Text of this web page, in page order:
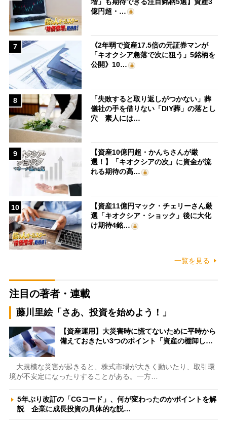
億円超・…
7
《2年弱で資産17.5倍の元証券マンが
「キオクシア急落で次に狙う」5銘柄を
公開》10…
8
「失敗すると取り返しがつかない」葬
儀社の手を借りない「DIY葬」の落とし
穴 素人には…
9
【資産10億円超・かんちさんが厳
選！】「キオクシアの次」に資金が流
れる期待の高…
10
【資産11億円マック・チェリーさん厳
選「キオクシア・ショック」後に大化
け期待4銘…
一覧を見る
注目の著者・連載
藤川里絵「さあ、投資を始めよう！」
【資産運用】大災害時に慌てないために平時から
備えておきたい3つのポイント「資産の棚卸し…
大規模な災害が起きると、株式市場が大きく動いたり、取引環
境が不安定になったりすることがある。一方…
5年ぶり改訂の「CGコード」、何が変わったのかポイントを解
説 企業に成長投資の具体的な説…